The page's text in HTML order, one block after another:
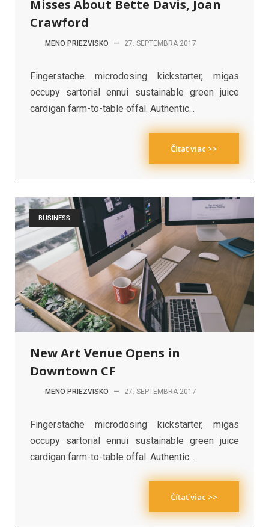
Misses About Bette Davis, Joan
Crawford
MENO PRIEZVISKO — 27. SEPTEMBRA 2017
Fingerstache microdosing kickstarter, migas
occupy sartorial ennui sustainable green juice
cardigan farm-to-table offal. Authentic...
Čítať viac >>
BUSINESS
New Art Venue Opens in
Downtown CF
MENO PRIEZVISKO — 27. SEPTEMBRA 2017
Fingerstache microdosing kickstarter, migas
occupy sartorial ennui sustainable green juice
cardigan farm-to-table offal. Authentic...
Čítať viac >>